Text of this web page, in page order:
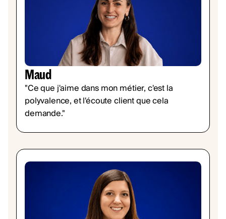
Maud
"Ce que j'aime dans mon métier, c'est la
polyvalence, et l'écoute client que cela
demande."